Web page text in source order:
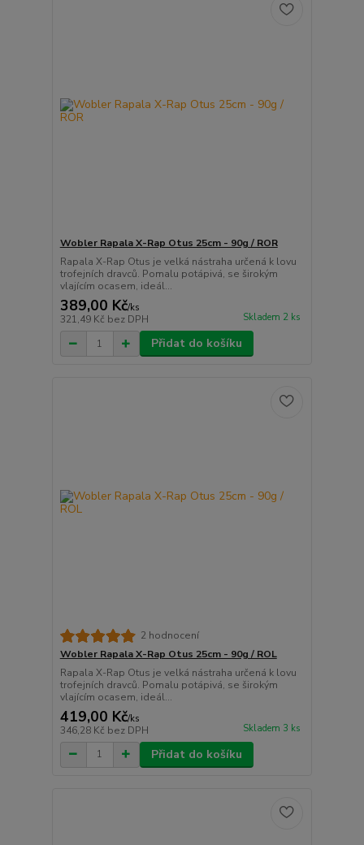
Wobler Rapala X-Rap Otus 25cm - 90g / ROR
Rapala X-Rap Otus je velká nástraha určená k lovu
trofejních dravců. Pomalu potápivá, se širokým
vlajícím ocasem, ideál...
389,00 Kč/ks
321,49 Kč bez DPH Skladem 2 ks
Přidat do košíku
2 hodnocení
Wobler Rapala X-Rap Otus 25cm - 90g / ROL
Rapala X-Rap Otus je velká nástraha určená k lovu
trofejních dravců. Pomalu potápivá, se širokým
vlajícím ocasem, ideál...
419,00 Kč/ks
346,28 Kč bez DPH Skladem 3 ks
Přidat do košíku